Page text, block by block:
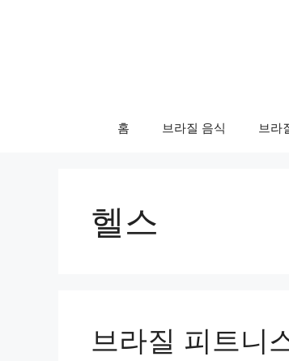
홈 브라질 음식 브라
헬스
브라질 피트니